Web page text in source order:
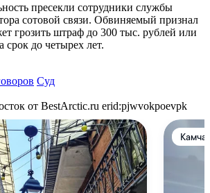
пресекли сотрудники службы
сотовой связи. Обвиняемый признал
грозить штраф до 300 тыс. рублей или
до четырех лет.
Суд
от BestArctic.ru erid:pjwvokpoevpk